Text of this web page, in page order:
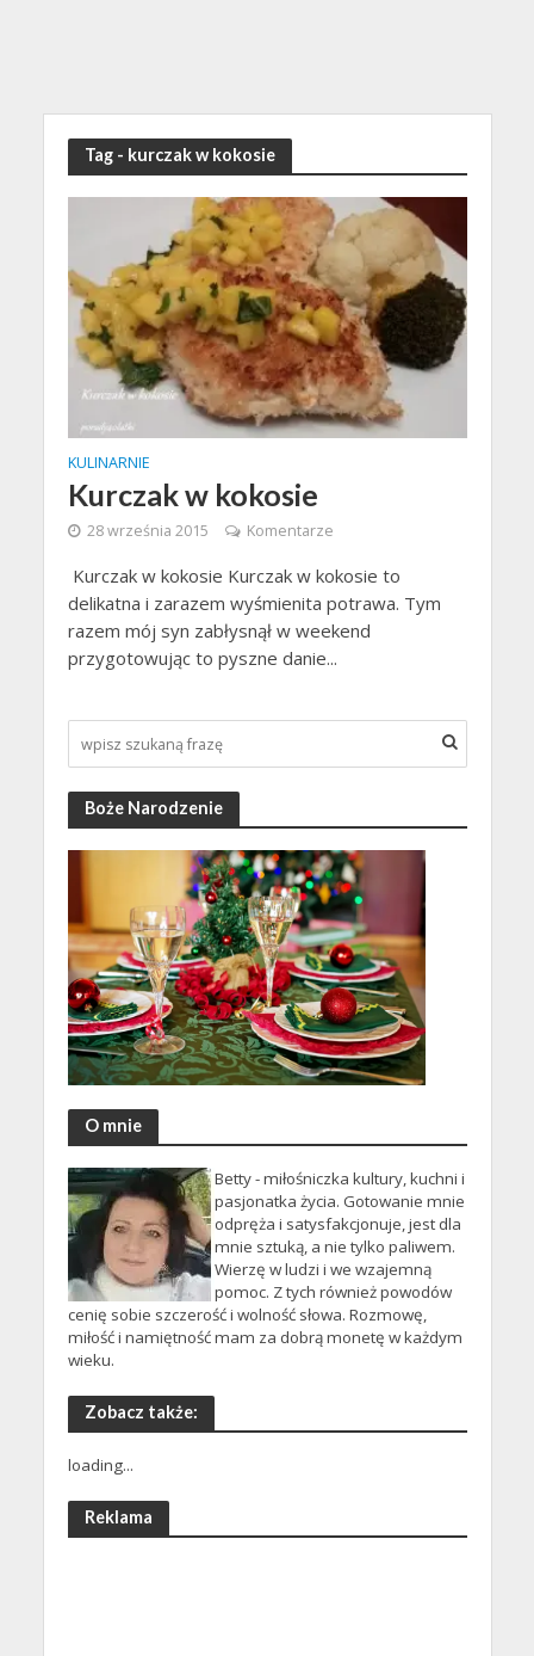
Tag - kurczak w kokosie
KULINARNIE
Kurczak w kokosie
28 września 2015 Komentarze
Kurczak w kokosie Kurczak w kokosie to
delikatna i zarazem wyśmienita potrawa. Tym
razem mój syn zabłysnął w weekend
przygotowując to pyszne danie...
Boże Narodzenie
O mnie
Betty - miłośniczka kultury, kuchni i
pasjonatka życia. Gotowanie mnie
odpręża i satysfakcjonuje, jest dla
mnie sztuką, a nie tylko paliwem.
Wierzę w ludzi i we wzajemną
pomoc. Z tych również powodów
cenię sobie szczerość i wolność słowa. Rozmowę,
miłość i namiętność mam za dobrą monetę w każdym
wieku.
Zobacz także:
loading...
Reklama